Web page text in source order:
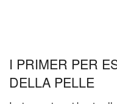
I PRIMER PER
DELLA PELLE